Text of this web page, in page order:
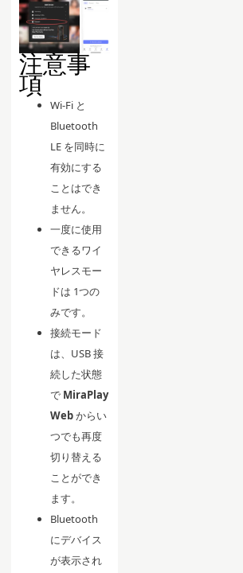
注意事
項
Wi-Fi と
Bluetooth
LE を同時に
有効にする
ことはでき
ません。
一度に使用
できるワイ
ヤレスモー
ドは 1つの
みです。
接続モード
は、USB 接
続した状態
で MiraPlay
Webからい
つでも再度
切り替える
ことができ
ます。
Bluetooth
にデバイス
が表示され